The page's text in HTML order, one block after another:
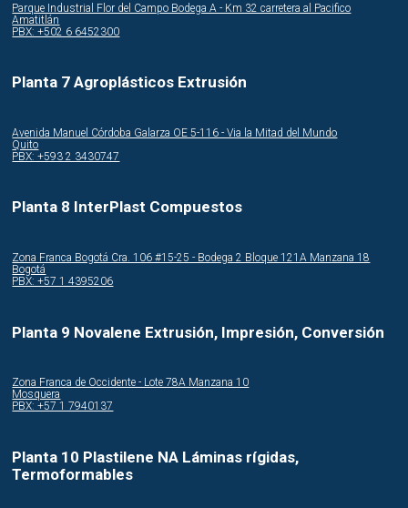
Parque Industrial Flor del Campo Bodega A - Km 32 carretera al Pacifico
Amatitlán
PBX: +502 6 6452300
Planta 7 Agroplásticos Extrusión
Avenida Manuel Córdoba Galarza OE 5-116 - Via la Mitad del Mundo
Quito
PBX: +593 2 3430747
Planta 8 InterPlast Compuestos
Zona Franca Bogotá Cra. 106 #15-25 - Bodega 2 Bloque 121A Manzana 18
Bogotá
PBX: +57 1 4395206
Planta 9 Novalene Extrusión, Impresión, Conversión
Zona Franca de Occidente - Lote 78A Manzana 10
Mosquera
PBX: +57 1 7940137
Planta 10 Plastilene NA Láminas rígidas,
Termoformables